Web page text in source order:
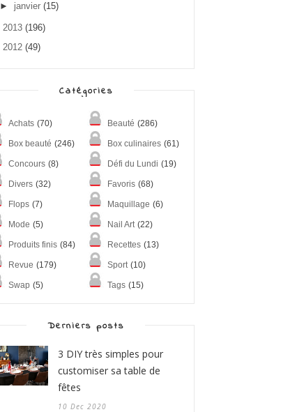
► janvier (15)
2013 (196)
2012 (49)
Catégories
Achats (70) Beauté (286)
Box beauté (246) Box culinaires (61)
Concours (8) Défi du Lundi (19)
Divers (32) Favoris (68)
Flops (7) Maquillage (6)
Mode (5) Nail Art (22)
Produits finis (84) Recettes (13)
Revue (179) Sport (10)
Swap (5) Tags (15)
Derniers posts
3 DIY très simples pour
customiser sa table de
fêtes
10 Dec 2020